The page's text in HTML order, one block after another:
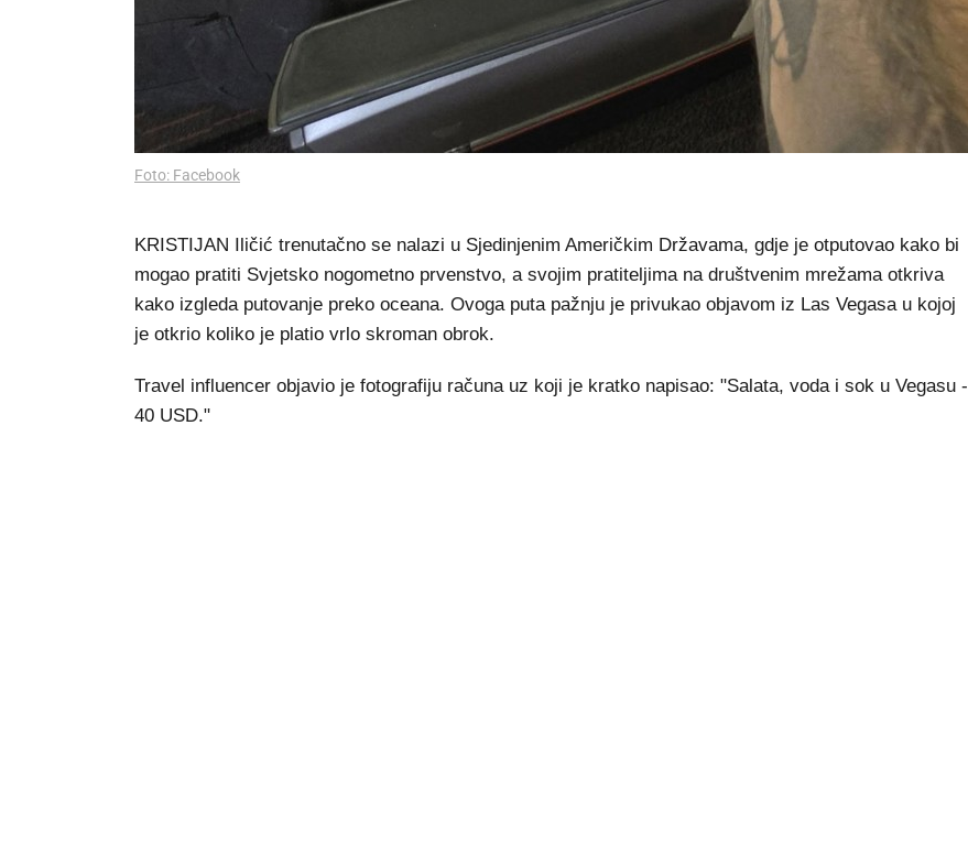
Foto: Facebook
KRISTIJAN Iličić trenutačno se nalazi u Sjedinjenim Američkim Državama, gdje je otputovao kako bi
mogao pratiti Svjetsko nogometno prvenstvo, a svojim pratiteljima na društvenim mrežama otkriva
kako izgleda putovanje preko oceana. Ovoga puta pažnju je privukao objavom iz Las Vegasa u kojoj
je otkrio koliko je platio vrlo skroman obrok.
Travel influencer objavio je fotografiju računa uz koji je kratko napisao: "Salata, voda i sok u Vegasu -
40 USD."